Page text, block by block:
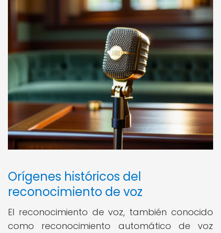
Orígenes históricos del
reconocimiento de voz
El reconocimiento de voz, también conocido
como reconocimiento automático de voz